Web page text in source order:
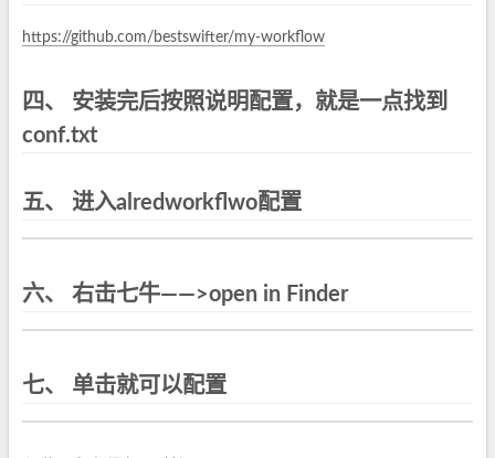
https://github.com/bestswifter/my-workflow
四、 安装完后按照说明配置，就是一点找到
conf.txt
五、 进入alredworkflwo配置
六、 右击七牛——>open in Finder
七、 单击就可以配置